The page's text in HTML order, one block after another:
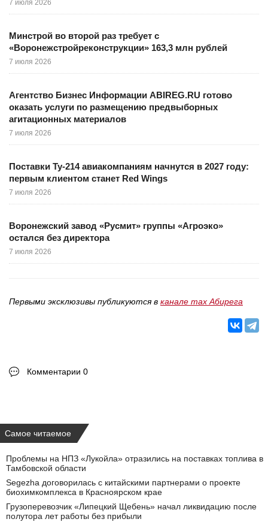
7 июля 2026
Минстрой во второй раз требует с
«Воронежстройреконструкции» 163,3 млн рублей
7 июля 2026
Агентство Бизнес Информации ABIREG.RU готово
оказать услуги по размещению предвыборных
агитационных материалов
7 июля 2026
Поставки Ту-214 авиакомпаниям начнутся в 2027 году:
первым клиентом станет Red Wings
7 июля 2026
Воронежский завод «Русмит» группы «Агроэко»
остался без директора
7 июля 2026
Первыми эксклюзивы публикуются в канале max Абирега
Комментарии 0
Самое читаемое
Проблемы на НПЗ «Лукойла» отразились на поставках топлива в
Тамбовской области
Segezha договорилась с китайскими партнерами о проекте
биохимкомплекса в Красноярском крае
Грузоперевозчик «Липецкий Щебень» начал ликвидацию после
полутора лет работы без прибыли